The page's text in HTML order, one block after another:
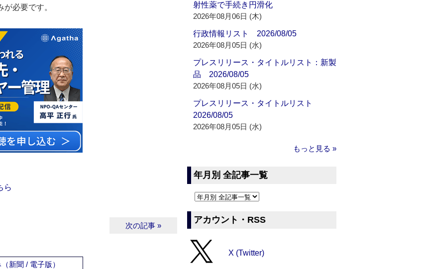
が必要です。
ら
次の記事 »
新聞 / 電子版）
射性薬で手続き円滑化
2026年08月06日 (木)
行政情報リスト 2026/08/05
2026年08月05日 (水)
プレスリリース・タイトルリスト：新製
品 2026/08/05
2026年08月05日 (水)
プレスリリース・タイトルリスト
2026/08/05
2026年08月05日 (水)
もっと見る »
年月別 全記事一覧
アカウント・RSS
X (Twitter)